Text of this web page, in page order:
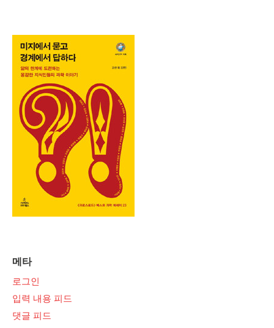
메타
로그인
입력 내용 피드
댓글 피드